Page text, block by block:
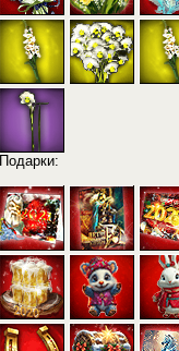
Подарки: